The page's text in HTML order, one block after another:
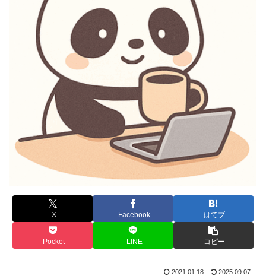
X Facebook はてブ
Pocket LINE コピー
2021.01.18 2025.09.07